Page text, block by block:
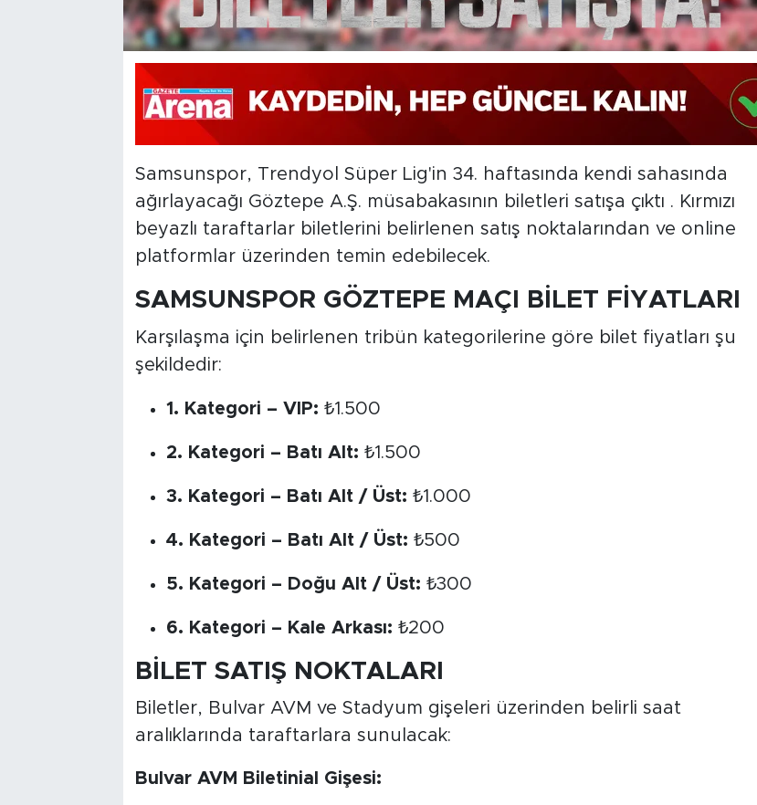
Samsunspor, Trendyol Süper Lig'in 34. haftasında kendi sahasında
ağırlayacağı Göztepe A.Ş. müsabakasının biletleri satışa çıktı . Kırmızı
beyazlı taraftarlar biletlerini belirlenen satış noktalarından ve online
platformlar üzerinden temin edebilecek.
SAMSUNSPOR GÖZTEPE MAÇI BİLET FİYATLARI
Karşılaşma için belirlenen tribün kategorilerine göre bilet fiyatları şu
şekildedir:
1. Kategori – VIP: ₺1.500
2. Kategori – Batı Alt: ₺1.500
3. Kategori – Batı Alt / Üst: ₺1.000
4. Kategori – Batı Alt / Üst: ₺500
5. Kategori – Doğu Alt / Üst: ₺300
6. Kategori – Kale Arkası: ₺200
BİLET SATIŞ NOKTALARI
Biletler, Bulvar AVM ve Stadyum gişeleri üzerinden belirli saat
aralıklarında taraftarlara sunulacak:
Bulvar AVM Biletinial Gişesi: